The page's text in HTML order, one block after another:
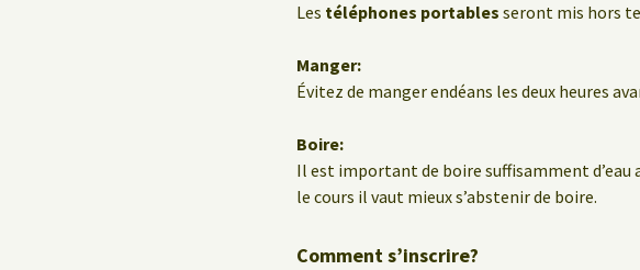
Les téléphones portables seront mis hors
Manger:
Évitez de manger endéans les deux heures
Boire:
Il est important de boire suffisamment d’eau
le cours il vaut mieux s’abstenir de boire.
Comment s’inscrire?